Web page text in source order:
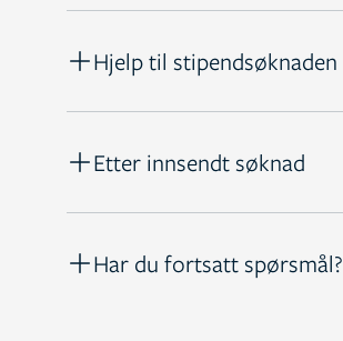
Hjelp til stipendsøknaden
Etter innsendt søknad
Har du fortsatt spørsmål?